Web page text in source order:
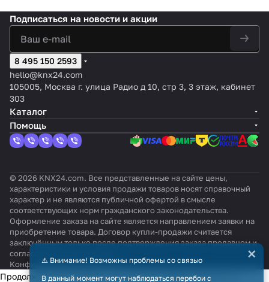
Подписаться на новости и акции
8 495 150 2593
hello@knx24.com
105005, Москва г. улица Радио д 10, стр 3, 3 этаж, кабинет
303
Каталог
Помощь
© 2026 KNX24.com. Все представленные на сайте цены,
характеристики и условия продажи товаров носят справочный
характер и не являются публичной офертой в смысле
соответствующих норм гражданского законодательства.
Оформление заказа на сайте является направлением заявки на
приобретение товара. Договор купли-продажи считается
заключённым только после подтверждения заказа продавцом и
согласования всех условий.
КонфиденциальностьОферта
⚠️ Внимание! Возможны проблемы со связью
В данный момент могут наблюдаться перебои с
×
Продолжая использовать наш сайт, вы даёте согласие на